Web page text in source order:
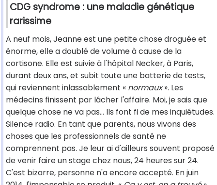
CDG syndrome : une maladie génétique
rarissime
A neuf mois, Jeanne est une petite chose droguée et
énorme, elle a doublé de volume à cause de la
cortisone. Elle est suivie à l'hôpital Necker, à Paris,
durant deux ans, et subit toute une batterie de tests,
qui reviennent inlassablement « normaux». Les
médecins finissent par lâcher l'affaire. Moi, je sais que
quelque chose ne va pas... Ils font fi de mes inquiétudes.
Silence radio. En tant que parents, nous vivons des
choses que les professionnels de santé ne
comprennent pas. Je leur ai d'ailleurs souvent proposé
de venir faire un stage chez nous, 24 heures sur 24.
C'est bizarre, personne n'a encore accepté. En juin